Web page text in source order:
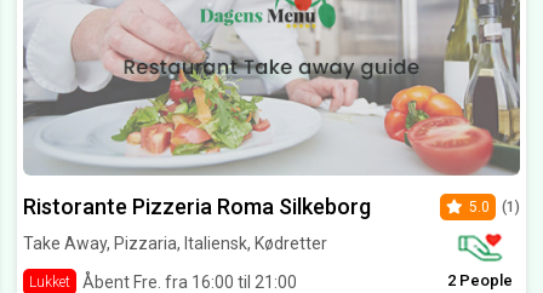
Ristorante Pizzeria Roma Silkeborg
Take Away, Pizzaria, Italiensk, Kødretter
Lukket Åbent Fre. fra 16:00 til 21:00
5.0 (1)
2 People